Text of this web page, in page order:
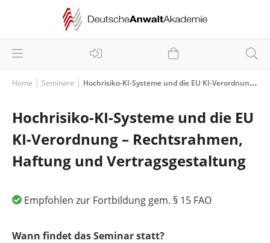
Home Seminare Hochrisiko-KI-Systeme und die EU KI-Verordnung – Rechtsrahmen, Haftung und Vertragsgestaltung
Hochrisiko-KI-Systeme und die EU
KI-Verordnung – Rechtsrahmen,
Haftung und Vertragsgestaltung
Empfohlen zur Fortbildung gem. § 15 FAO
Wann findet das Seminar statt?